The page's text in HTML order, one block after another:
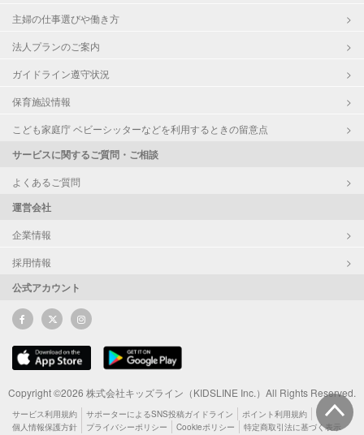
主婦の仕事選びや働き方
法人プランのご案内
ガイドライン遵守状況
保育施設情報
こども家庭庁 ベビーシッターなどを利用するときの留意点
サービスに関するご質問・ご相談
よくあるご質問
運営会社
企業情報
採用情報
公式アカウント
Copyright ©2026 株式会社キッズライン（KIDSLINE Inc.）All Rights Reserved.
サービス利用規約 サポーターによるSNS投稿ガイドライン
ポイント利用規約
個人情報保護方針
プライバシーポリシー Cookieポリシー 特定商取引法に基づく表示